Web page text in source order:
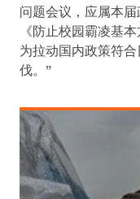
问题会议，应属本
《防止校园霸凌基
为拉动国内政策符
伐。”